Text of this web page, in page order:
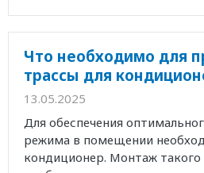
Что необходимо для
трассы для
13.05.2025
Для обеспечения
режима в помещении
кондиционер. Монтаж такого